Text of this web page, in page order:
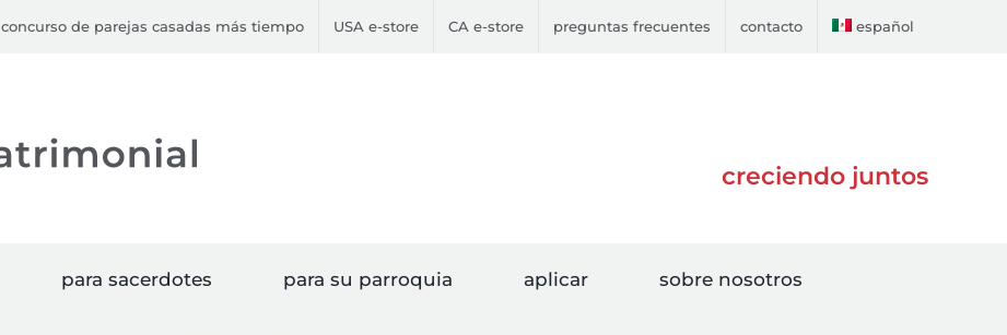
concurso de parejas casadas más tiempo USA e-store CA e-store preguntas frecuentes contacto español
creciendo juntos
para sacerdotes para su parroquia aplicar sobre nosotros